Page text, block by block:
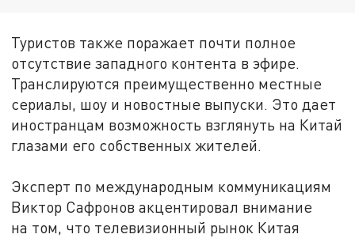
Туристов также поражает почти полное
отсутствие западного контента в эфире.
Транслируются преимущественно местные
сериалы, шоу и новостные выпуски. Это дает
иностранцам возможность взглянуть на Китай
глазами его собственных жителей.
Эксперт по международным коммуникациям
Виктор Сафронов акцентировал внимание
на том, что телевизионный рынок Китая